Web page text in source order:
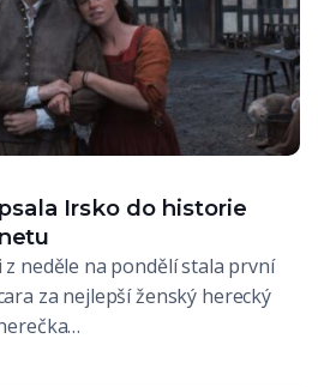
Irsko do historie
z neděle na pondělí stala první
za nejlepší ženský herecký